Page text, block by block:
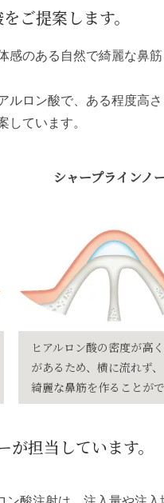
ご提案します。
感のある自然で綺麗な鼻筋
ロン酸で、ある程度高さ
しています。
シャープラインノ
ヒアルロン酸の密度が高
があるため、横に流れず
綺麗な鼻筋を作ることが
担当しています。